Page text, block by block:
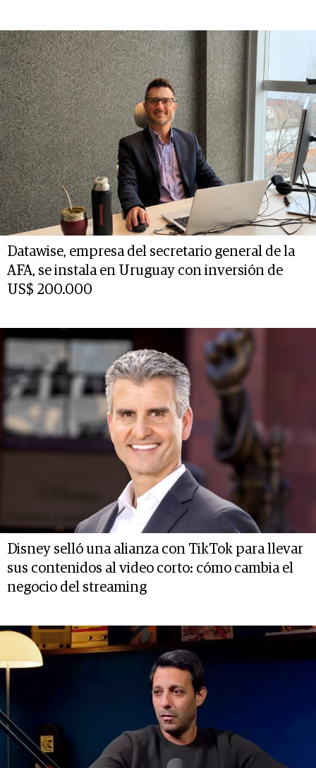
Datawise, empresa del secretario general de la
AFA, se instala en Uruguay con inversión de
US$ 200.000
Disney selló una alianza con TikTok para llevar
sus contenidos al video corto: cómo cambia el
negocio del streaming